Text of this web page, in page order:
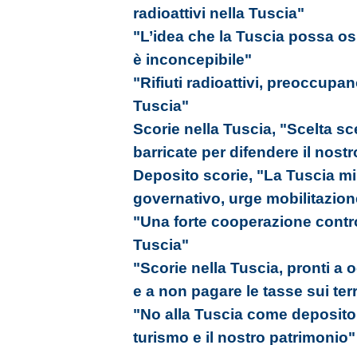
radioattivi nella Tuscia"
"L’idea che la Tuscia possa
è inconcepibile"
"Rifiuti radioattivi,
Tuscia"
Scorie nella Tuscia, "Scelta
barricate per difendere il
Deposito scorie, "La Tuscia
governativo, urge
"Una forte cooperazione
Tuscia"
"Scorie nella Tuscia, pronti a
e a non pagare le tasse sui
"No alla Tuscia come
turismo e il nostro patrimonio"